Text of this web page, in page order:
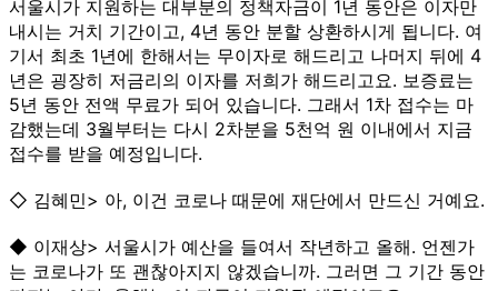
서울시가 지원하는 대부분의 정책자금이 1년 동안은 이자만
내시는 거치 기간이고, 4년 동안 분할 상환하시게 됩니다. 여
기서 최초 1년에 한해서는 무이자로 해드리고 나머지 뒤에 4
년은 굉장히 저금리의 이자를 저희가 해드리고요. 보증료는
5년 동안 전액 무료가 되어 있습니다. 그래서 1차 접수는 마
감했는데 3월부터는 다시 2차분을 5천억 원 이내에서 지금
접수를 받을 예정입니다.
◇ 김혜민> 아, 이건 코로나 때문에 재단에서 만드신 거예요.
◆ 이재상> 서울시가 예산을 들여서 작년하고 올해. 언젠가
는 코로나가 또 괜찮아지지 않겠습니까. 그러면 그 기간 동안